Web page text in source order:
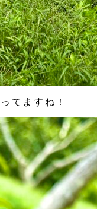
てますね！